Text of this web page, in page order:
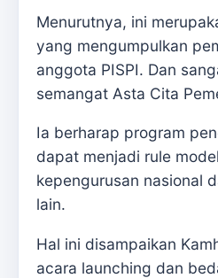
Menurutnya, ini
yang mengumpulkan
anggota PISPI. Dan
semangat Asta Cita
Ia berharap program
dapat menjadi rule
kepengurusan nasional
lain.
Hal ini disampaikan
acara launching dan